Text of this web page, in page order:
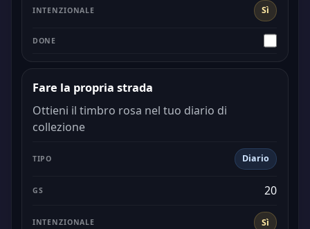
Sì
Fare la propria strada
Ottieni il timbro rosa nel tuo diario di
collezione
Diario
Sì
20